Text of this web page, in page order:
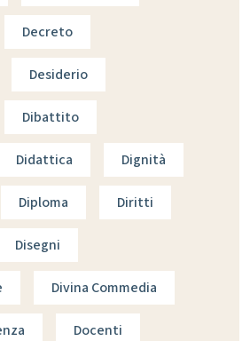
Decreto
Desiderio
Dibattito
Didattica Dignità
Diploma Diritti
Disegni
Divina Commedia
Docenti